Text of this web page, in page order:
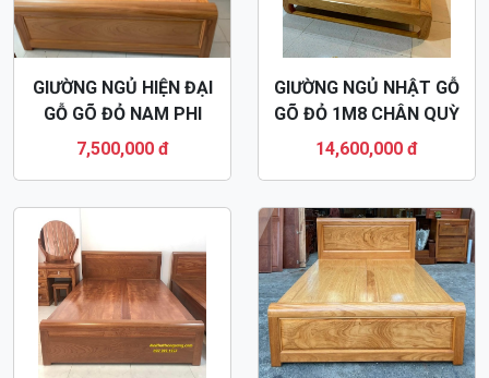
GIƯỜNG NGỦ HIỆN ĐẠI
GỖ GÕ ĐỎ NAM PHI
GN94
7,500,000 đ
GIƯỜNG NGỦ NHẬT GỖ
GÕ ĐỎ 1M8 CHÂN QUỲ
GN59
14,600,000 đ